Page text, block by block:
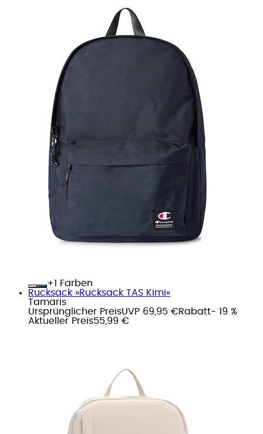
+
Farben
Rucksack »Rucksack TAS Kimi«
Tamaris
Ursprünglicher PreisUVP 69,95 €Rabatt- 19 %
Aktueller Preis55,99 €